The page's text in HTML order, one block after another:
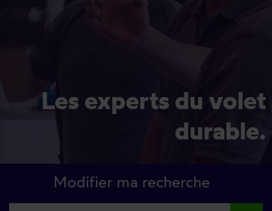
Les experts du volet
durable.
Modifier ma recherche